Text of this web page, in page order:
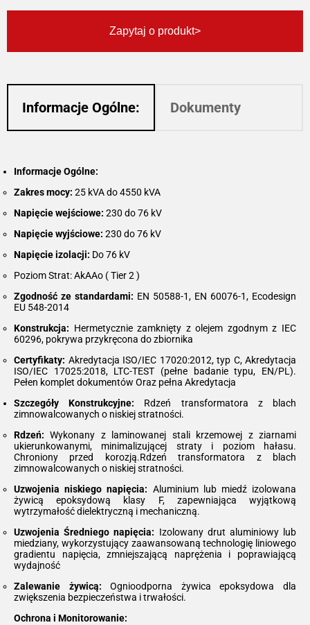
Zapytaj o produkt
Informacje Ogólne: Dokumenty
Informacje Ogólne:
Zakres mocy: 25 kVA do 4550 kVA
Napięcie wejściowe: 230 do 76 kV
Napięcie wyjściowe: 230 do 76 kV
Napięcie izolacji: Do 76 kV
Poziom Strat: AkAAo ( Tier 2 )
Zgodność ze standardami: EN 50588-1, EN 60076-1, Ecodesign
EU 548-2014
Konstrukcja: Hermetycznie zamknięty z olejem zgodnym z IEC
60296, pokrywa przykręcona do zbiornika
Certyfikaty: Akredytacja ISO/IEC 17020:2012, typ C, Akredytacja
ISO/IEC 17025:2018, LTC-TEST (pełne badanie typu, EN/PL).
Pełen komplet dokumentów Oraz pełna Akredytacja
Szczegóły Konstrukcyjne: Rdzeń transformatora z blach
zimnowalcowanych o niskiej stratności.
Rdzeń: Wykonany z laminowanej stali krzemowej z ziarnami
ukierunkowanymi, minimalizującej straty i poziom hałasu.
Chroniony przed korozją.Rdzeń transformatora z blach
zimnowalcowanych o niskiej stratności.
Uzwojenia niskiego napięcia: Aluminium lub miedź izolowana
żywicą epoksydową klasy F, zapewniająca wyjątkową
wytrzymałość dielektryczną i mechaniczną.
Uzwojenia Średniego napięcia: Izolowany drut aluminiowy lub
miedziany, wykorzystujący zaawansowaną technologię liniowego
gradientu napięcia, zmniejszającą naprężenia i poprawiającą
wydajność
Zalewanie żywicą: Ognioodporna żywica epoksydowa dla
zwiększenia bezpieczeństwa i trwałości.
Ochrona i Monitorowanie: